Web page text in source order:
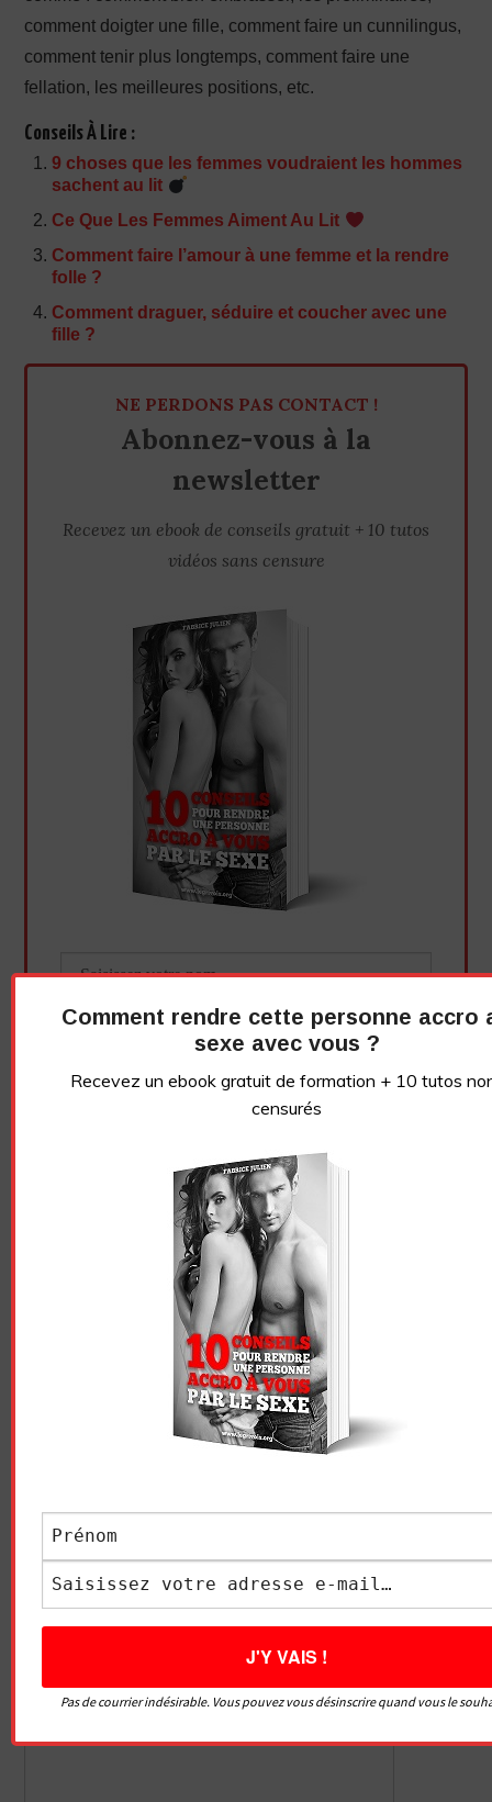
comment doigter une fille, comment faire un cunnilingus,
comment tenir plus longtemps, comment faire une
fellation, les meilleures positions, etc.
Conseils À Lire :
9 choses que les femmes voudraient les hommes
sachent au lit
Ce Que Les Femmes Aiment Au Lit
Comment faire l’amour à une femme et la rendre
folle ?
Comment draguer, séduire et coucher avec une
fille ?
NE PERDONS PAS CONTACT !
Abonnez-vous à la
newsletter
Recevez un ebook de conseils gratuit + 10 tutos
vidéos sans censure
Vidéo sans article
LE GRIVOIS
articles
COMMENT FONT LES
LAISSER UN COMMENTAIRE
Votre adresse e-mail ne sera pas publiée.
obligatoires sont indiqués avec*
Comment rendre cette personne accro
sexe avec vous ?
Recevez un ebook gratuit de formation + 10 tutos
censurés
Pas de courrier indésirable. Vous pouvez vous désinscrire quand vous le